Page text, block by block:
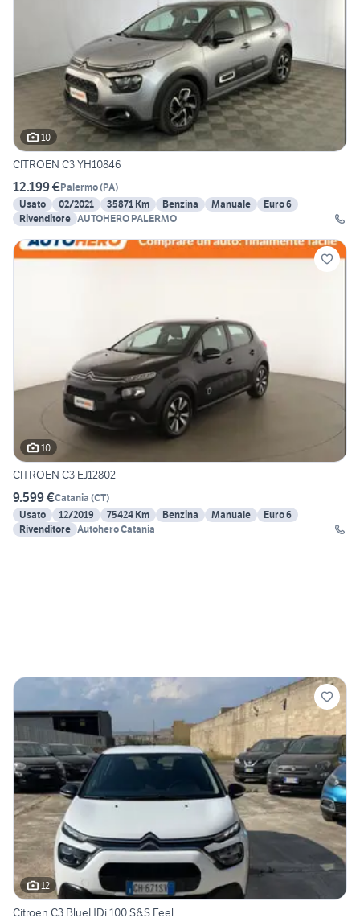
10
CITROEN C3 YH10846
12.199 €Palermo(PA)
Usato
02/2021 35871 Km Benzina Manuale
Euro 6
Rivenditore AUTOHERO PALERMO
10
CITROEN C3 EJ12802
9.599 €Catania (CT)
Usato
12/2019 75424 Km Benzina Manuale
Euro 6
Rivenditore Autohero Catania
12
Citroen C3 BlueHDi 100 S&S Feel